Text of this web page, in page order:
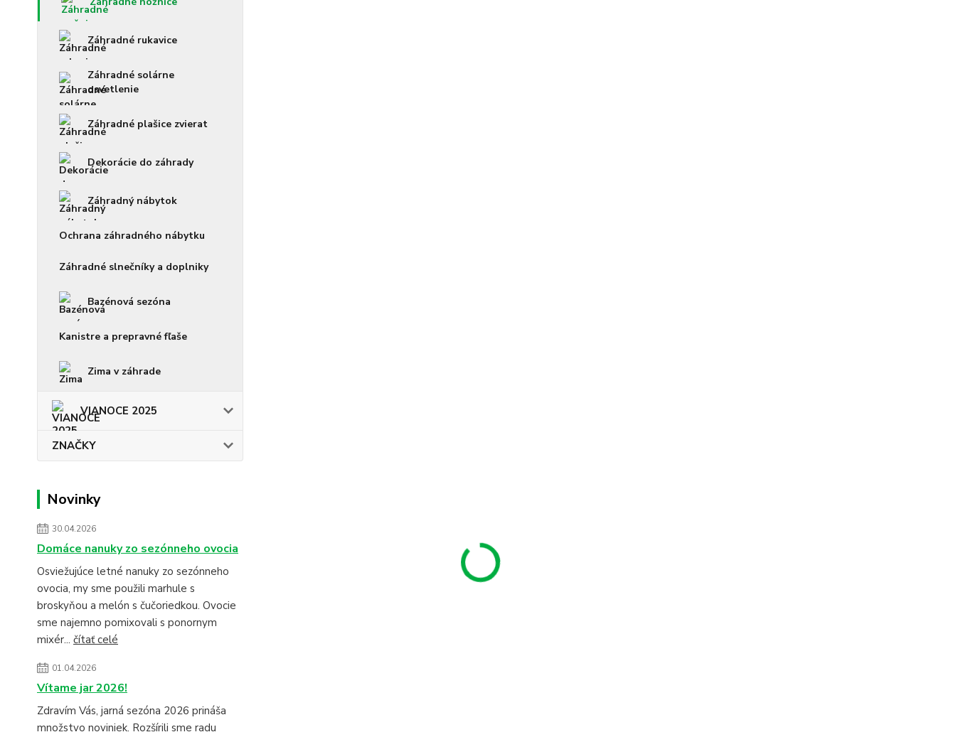
Záhradné rukavice
Záhradné solárne
osvetlenie
Záhradné plašice zvierat
Dekorácie do záhrady
Záhradný nábytok
Ochrana záhradného nábytku
Záhradné slnečníky a doplniky
Bazénová sezóna
Kanistre a prepravné fľaše
Zima v záhrade
VIANOCE 2025
ZNAČKY
Novinky
30.04.2026
Domáce nanuky zo sezónneho ovocia
Osviežujúce letné nanuky zo sezónneho
ovocia, my sme použili marhule s
broskyňou a melón s čučoriedkou. Ovocie
sme najemno pomixovali s ponornym
mixér... čítať celé
01.04.2026
Vítame jar 2026!
Zdravím Vás, jarná sezóna 2026 prináša
množstvo noviniek. Rozšírili sme radu